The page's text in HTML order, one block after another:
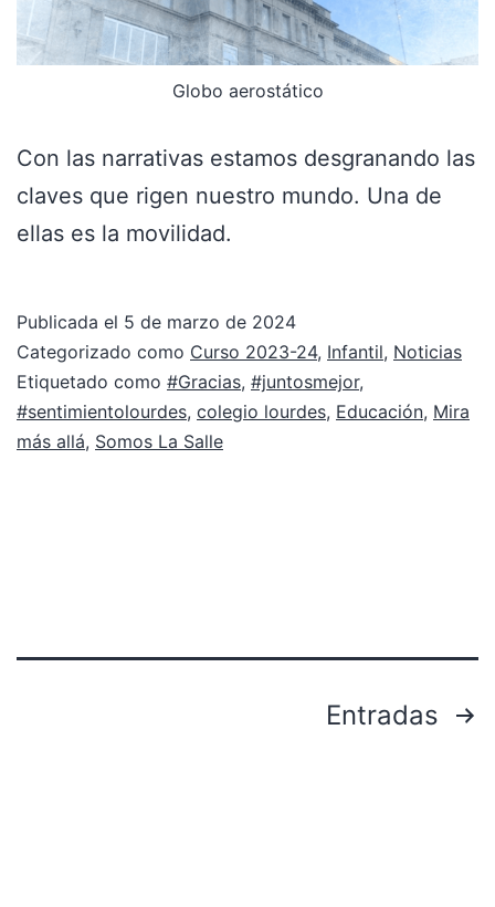
Globo aerostático
Con las narrativas estamos desgranando las
claves que rigen nuestro mundo. Una de
ellas es la movilidad.
Publicada el 5 de marzo de 2024
Categorizado como Curso 2023-24, Infantil, Noticias
Etiquetado como #Gracias, #juntosmejor,
#sentimientolourdes, colegio lourdes, Educación, Mira
más allá, Somos La Salle
Entradas